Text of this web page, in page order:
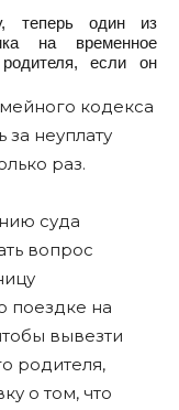
теперь один из
на временное
если он
кодекса
за неуплату
раз.
суда
вопрос
поездке на
вывезти
родителя,
о том, что